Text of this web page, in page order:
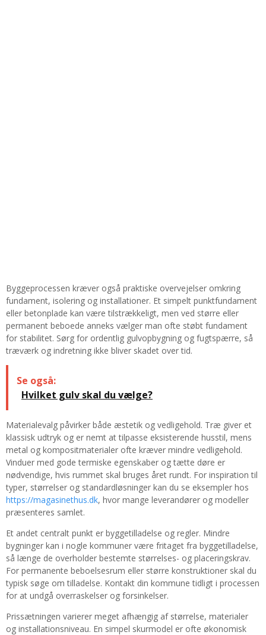
Byggeprocessen kræver også praktiske overvejelser omkring
fundament, isolering og installationer. Et simpelt punktfundament
eller betonplade kan være tilstrækkeligt, men ved større eller
permanent beboede anneks vælger man ofte støbt fundament
for stabilitet. Sørg for ordentlig gulvopbygning og fugtspærre, så
træværk og indretning ikke bliver skadet over tid.
Se også:
Hvilket gulv skal du vælge?
Materialevalg påvirker både æstetik og vedligehold. Træ giver et
klassisk udtryk og er nemt at tilpasse eksisterende husstil, mens
metal og kompositmaterialer ofte kræver mindre vedligehold.
Vinduer med gode termiske egenskaber og tætte døre er
nødvendige, hvis rummet skal bruges året rundt. For inspiration til
typer, størrelser og standardløsninger kan du se eksempler hos
https://magasinethus.dk, hvor mange leverandører og modeller
præsenteres samlet.
Et andet centralt punkt er byggetilladelse og regler. Mindre
bygninger kan i nogle kommuner være fritaget fra byggetilladelse,
så længe de overholder bestemte størrelses- og placeringskrav.
For permanente beboelsesrum eller større konstruktioner skal du
typisk søge om tilladelse. Kontakt din kommune tidligt i processen
for at undgå overraskelser og forsinkelser.
Prissætningen varierer meget afhængig af størrelse, materialer
og installationsniveau. En simpel skurmodel er ofte økonomisk